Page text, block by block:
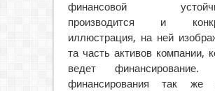
финансовой
производится и
иллюстрация, на ней
та часть активов компании,
ведет финансирование.
финансирования так же